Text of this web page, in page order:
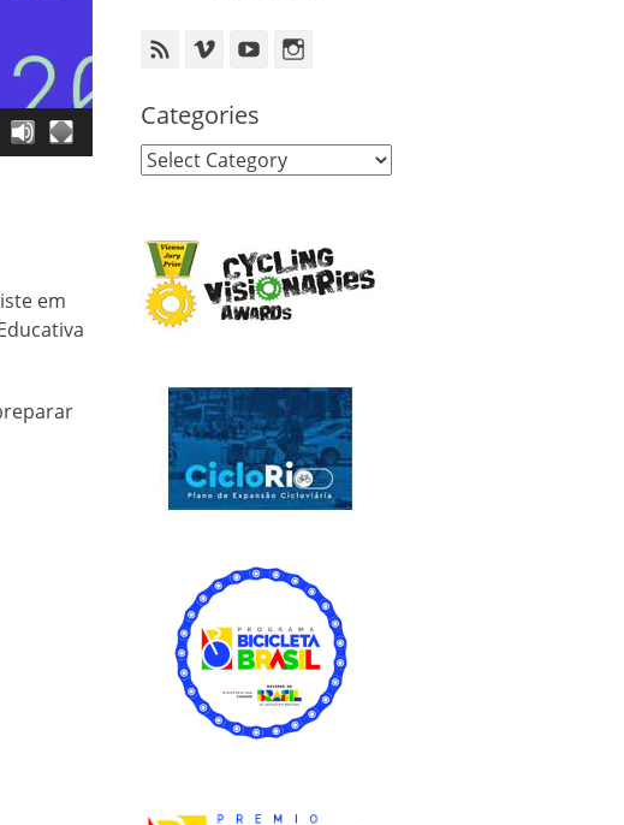
em
Feed VimeoYouTube
Categories
Categories